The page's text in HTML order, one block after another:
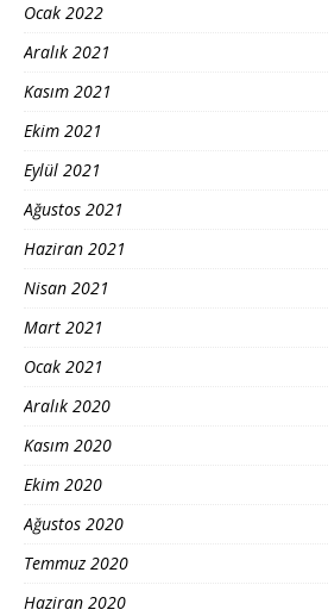
Ocak 2022
Aralık 2021
Kasım 2021
Ekim 2021
Eylül 2021
Ağustos 2021
Haziran 2021
Nisan 2021
Mart 2021
Ocak 2021
Aralık 2020
Kasım 2020
Ekim 2020
Ağustos 2020
Temmuz 2020
Haziran 2020